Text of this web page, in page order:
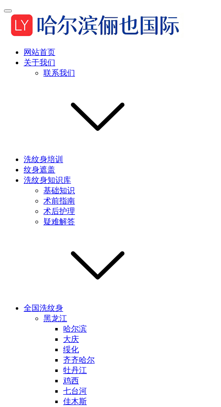
网站首页
关于我们
联系我们
洗纹身培训
纹身遮盖
洗纹身知识库
基础知识
术前指南
术后护理
疑难解答
全国洗纹身
黑龙江
哈尔滨
大庆
绥化
齐齐哈尔
牡丹江
鸡西
七台河
佳木斯